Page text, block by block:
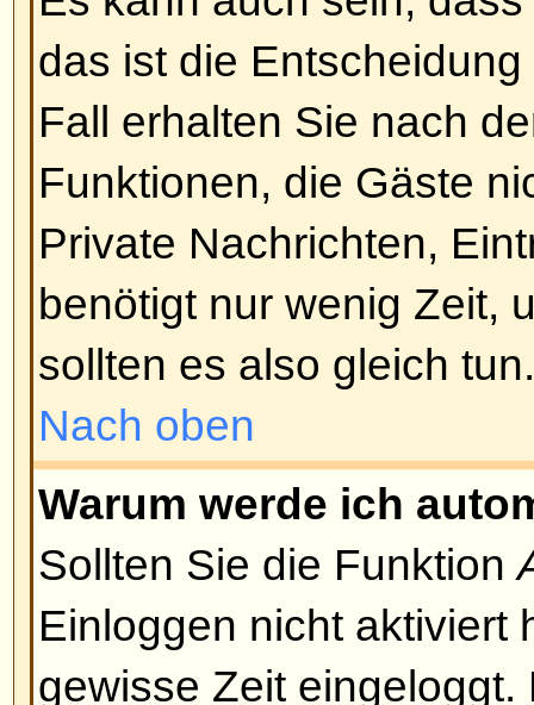
Nach oben
Ich habe mein Passwort
Kein Problem! Sie können ein
anfordern. Klicken Sie dazu auf
habe mein Passwort vergessen.
Anweisungen und Sie sollten
einloggen können.
Nach oben
Ich habe mich registriert,
einloggen!
Überprüfen Sie erst, ob Sie den
Benutzernamen und/oder
Falls sie stimmen, gibt es zwei
Wenn die COPPA-